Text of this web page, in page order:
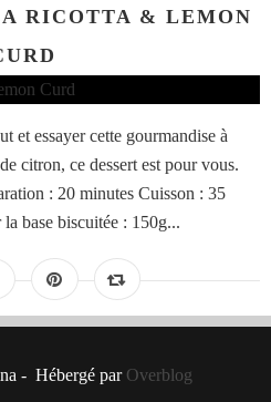
RICOTTA & LEMON
et essayer cette gourmandise à
citron, ce dessert est pour vous.
: 20 minutes Cuisson : 35
base biscuitée : 150g...
- Hébergé par Overblog